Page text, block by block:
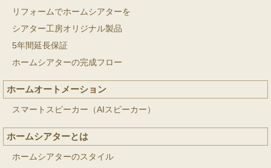
リフォームでホームシアターを
シアター工房オリジナル製品
5年間延長保証
ホームシアターの完成フロー
ホームオートメーション
スマートスピーカー（AIスピーカー）
ホームシアターとは
ホームシアターのスタイル